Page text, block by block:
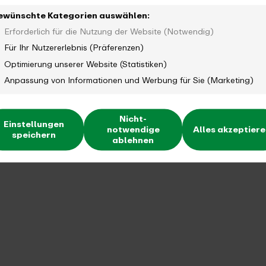
Kategorien auswählen:
Erforderlich für die Nutzung der Website (Notwendig)
Für Ihr Nutzererlebnis (Präferenzen)
Optimierung unserer Website (Statistiken)
Anpassung von Informationen und Werbung für Sie (Marketing)
Einstellungen
speichern
Nicht-
notwendige
ablehnen
Alles